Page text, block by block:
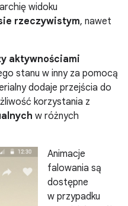
widoku
rzeczywistym, nawet
aktywnościami
stanu w inny za pomocą
dodaje przejścia do
korzystania z
w różnych
Animacje
falowania są
dostępne
w przypadku